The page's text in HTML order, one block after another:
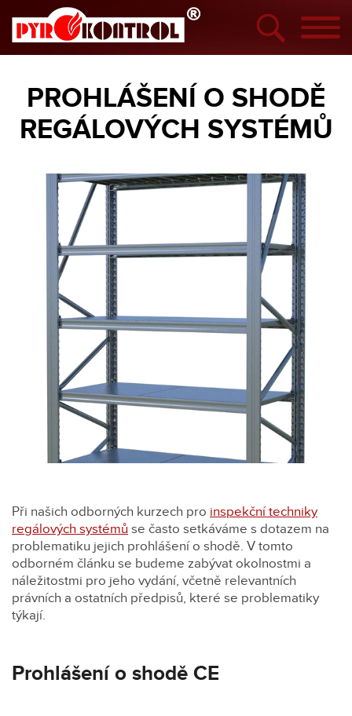
PROHLÁŠENÍ O SHODĚ
REGÁLOVÝCH SYSTÉMŮ
Při našich odborných kurzech pro inspekční techniky
regálových systémů se často setkáváme s dotazem na
problematiku jejich prohlášení o shodě. V tomto
odborném článku se budeme zabývat okolnostmi a
náležitostmi pro jeho vydání, včetně relevantních
právních a ostatních předpisů, které se problematiky
týkají.
Prohlášení o shodě CE